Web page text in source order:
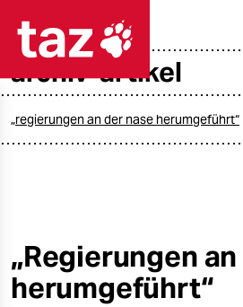
taz zahl ich
öko
gesellschaft
archiv-artikel
„regierungen an der nase herumgeführt“
„Regierungen
herumgeführt“